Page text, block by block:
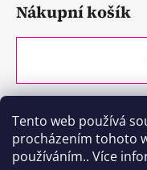
Tento web používá
procházením tohoto
používáním.. Více
Nákupní košík
WineBox CB